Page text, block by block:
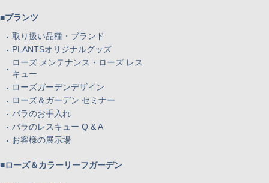
■プランツ
取り扱い品種・ブランド
PLANTSオリジナルグッズ
ローズ メンテナンス・ローズ レス
キュー
ローズガーデンデザイン
ローズ＆ガーデン セミナー
バラのお手入れ
バラのレスキュー Q & A
お客様の展示場
■ローズ＆カラーリーフガーデン